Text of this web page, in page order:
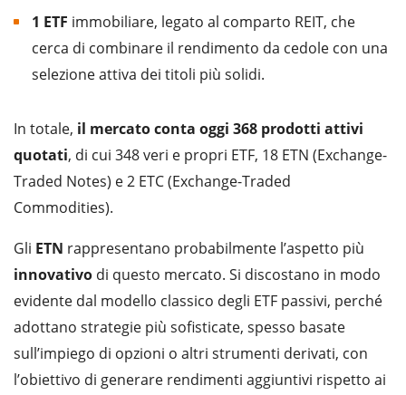
1 ETF immobiliare, legato al comparto REIT, che
cerca di combinare il rendimento da cedole con una
selezione attiva dei titoli più solidi.
In totale, il mercato conta oggi 368 prodotti attivi
quotati, di cui 348 veri e propri ETF, 18 ETN (Exchange-
Traded Notes) e 2 ETC (Exchange-Traded
Commodities).
Gli ETN rappresentano probabilmente l’aspetto più
innovativo di questo mercato. Si discostano in modo
evidente dal modello classico degli ETF passivi, perché
adottano strategie più sofisticate, spesso basate
sull’impiego di opzioni o altri strumenti derivati, con
l’obiettivo di generare rendimenti aggiuntivi rispetto ai